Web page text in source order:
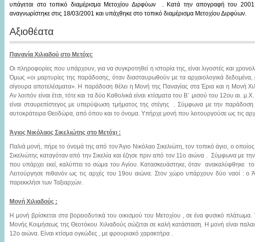
υπάγεται στο τοπικό διαμέρισμα Μετοχίου Διρφύων . Κατά την απογραφή του
αναγνωρίστηκε στις 18/03/2001 και υπάχθηκε στο τοπικό διαμέρισμα Μετοχίου Διρφύων.
Αξιοθέατα
Παναγία Χιλιαδού στο Μετόχι:
Οι πληροφορίες που υπάρχουν, για να συγκροτηθεί η ιστορία της, είναι λιγοστές και
Όμως «οι μαρτυρίες της παράδοσης, όταν διασταυρωθούν με τα αρχαιολογικά
σίγουρα αποτελέσματα». Η παράδοση θέλει η Μονή της Παναγίας στα Έρια και η Μονή
Αν λοιπόν είναι έτσι, τότε και τα δύο Καθολικά είναι κτίσματα του Β΄ μισού του 12ου αι.
είναι σταυρεπίστεγος με υπερύψωση τμήματος της στέγης . Σύμφωνα με την παράδοση
αυτοκράτειρα Θεοδώρα, από όπου και το όνομα. Υπήρχε μονή που λειτουργούσε ως τις
Άγιος Νικόλαος Σικελιώτης στο Μετόχι :
Παλιά μονή, πήρε το όνομά της από τον Άγιο Νικόλαο Σικελιώτη, τον τοπικό άγιο, ο
Σικελιώτης καταγόταν από την Σικελία και έζησε πριν από τον 11ο αιώνα . Σύμφωνα με
που υπάρχει εκεί, καλύπτει το σώμα του Αγίου. Κατασκευάστηκε, όταν ανακαλύφθηκε
Λειτούργησε πιθανόν ως τις αρχές του 19ου αιώνα. Στον χώρο υπάρχουν δύο ναοί : ο
παρεκκλήσι των Ταξιαρχών.
Μονή Χιλιαδούς :
Η μονή βρίσκεται στα βορειοδυτικά του οικισμού του Μετοχίου , σε ένα φυσικό πλάτωμα.
Μονής Κοιμήσεως της Θεοτόκου Χιλιαδούς σώζεται σε καλή κατάσταση. Η μονή είναι
12ο αιώνα. Είναι κτίσμα ογκώδες , με φρουριακό χαρακτήρα .